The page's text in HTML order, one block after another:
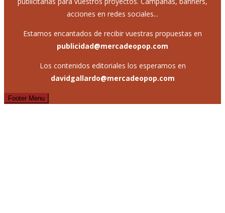
acciones en redes sociales...
Estamos encantados de recibir vuestras propuestas en
publicidad@mercadeopop.com
Los contenidos editoriales los esperamos en
davidgallardo@mercadeopop.com
Footer Menu